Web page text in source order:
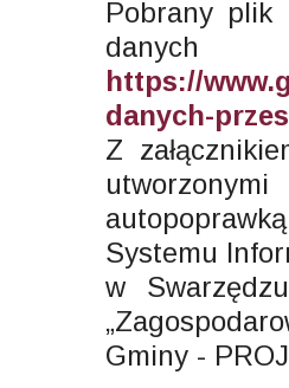
Pobrany plik
https://
danych-
Z
Systemu
w
Gminy -